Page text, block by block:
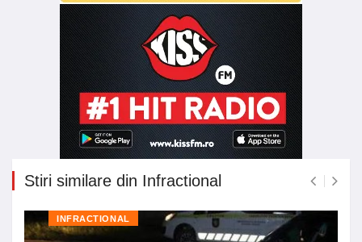
Stiri similare din Infractional
INFRACTIONAL